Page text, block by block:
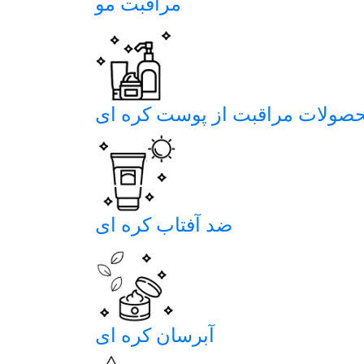
مراقبت مو
مراقبت از پوست کره ای
ضد آفتاب کره ای